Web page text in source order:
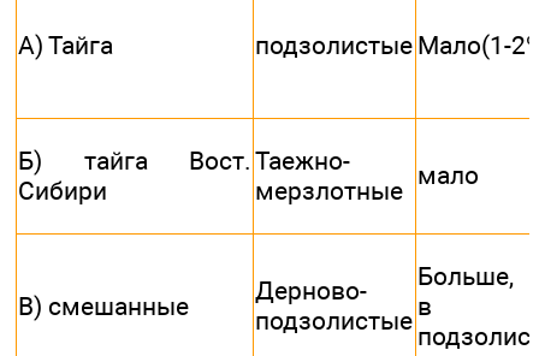
А) Тайга подзолистые Мало(1-
Б) тайга Вост.
Сибири
Таежно-
мерзлотные
мало
В) смешанные
Дерново-
подзолистые
Больше,
в